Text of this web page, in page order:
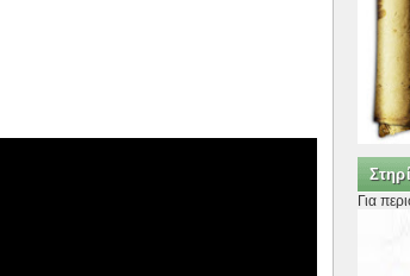
Για